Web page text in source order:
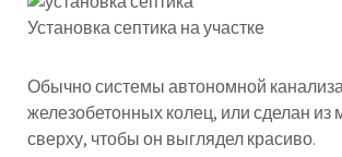
Установка септика на участке
Обычно системы автономной
железобетонных колец, или сделан из
сверху, чтобы он выглядел красиво.